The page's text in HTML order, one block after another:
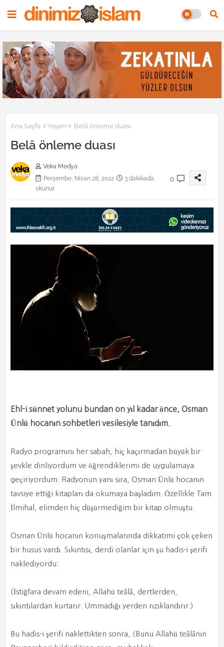
Ana Sayfa Yaşam Belâ önleme duası
Belâ önleme duası
Veka Medya
Perşembe, Nisan 28, 2022
3 dakikada
okunur
0
Ehl-i sünnet yolunu bundan on yıl kadar önce, Osman
Ünlü hocanın sohbetleri vesilesiyle tanıdım.
Radyo programını her sabah, hiç kaçırmadan büyük bir
şevkle dinliyordum ve öğrendiklerimi de uygulamaya
geçiriyordum. Radyonun yanı sıra, Osman Ünlü hocanın
tavsiye ettiği kitapları da okumaya başladım. Özellikle Tam
İlmihal, elimden hiç düşürmediğim bir kitap olmuştu.
Osman Ünlü hocanın konuşmalarında dikkatimi çok çeken
bir husus vardı. Sıkıntısı, derdi olanlar için şu hadis-i şerifi
naklediyordu:
(İstiğfara devam edeni, Allahü teâlâ, dertlerden,
sıkıntılardan kurtarır. Ummadığı yerden rızıklandırır.)
Bu hadis-i şerifi naklettikten sonra, (Bunu Allahü teâlânın